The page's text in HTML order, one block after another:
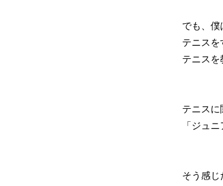
でも、僕
テニスを
テニスを
テニスに
「ジュ
そう感じ